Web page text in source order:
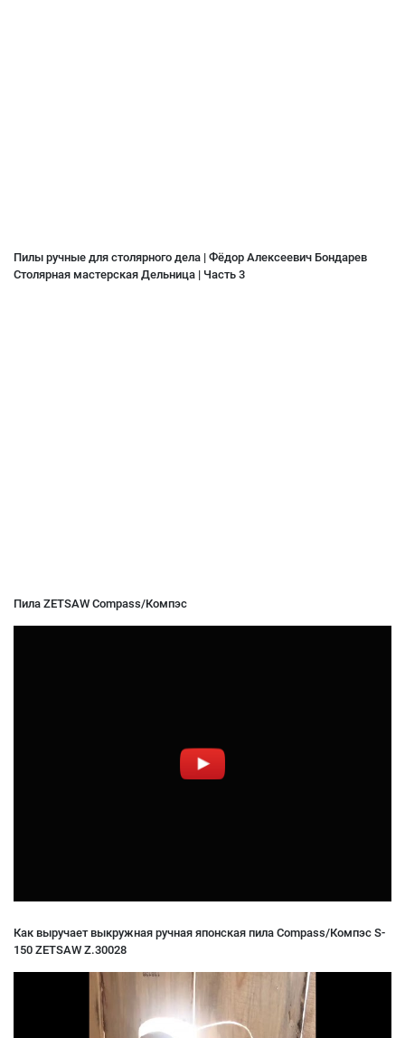
Пилы ручные для столярного дела | Фёдор Алексеевич Бондарев
Столярная мастерская Дельница | Часть 3
Пила ZETSAW Compass/Компэс
Как выручает выкружная ручная японская пила Compass/Компэс S-
150 ZETSAW Z.30028